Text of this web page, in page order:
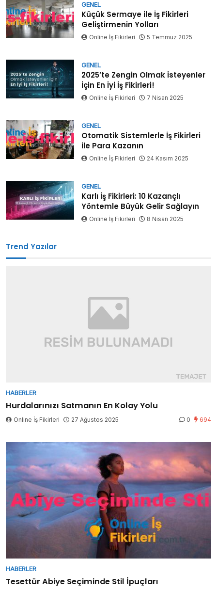
GENEL
Küçük Sermaye ile İş Fikirleri
Geliştirmenin Yolları
Online İş Fikirleri 5 Temmuz 2025
GENEL
2025’te Zengin Olmak İsteyenler
İçin En İyi İş Fikirleri!
Online İş Fikirleri 7 Nisan 2025
GENEL
Otomatik Sistemlerle İş Fikirleri
ile Para Kazanın
Online İş Fikirleri 24 Kasım 2025
GENEL
Karlı İş Fikirleri: 10 Kazançlı
Yöntemle Büyük Gelir Sağlayın
Online İş Fikirleri 8 Nisan 2025
Trend Yazılar
HABERLER
Hurdalarınızı Satmanın En Kolay Yolu
Online İş Fikirleri 27 Ağustos 2025 0 694
HABERLER
Tesettür Abiye Seçiminde Stil İpuçları